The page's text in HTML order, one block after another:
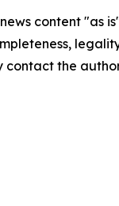
content
contact the